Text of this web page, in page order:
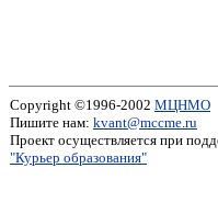
Copyright ©1996-2002 МЦНМО
Пишите нам: kvant@mccme.ru
Проект осуществляется при
"Курьер образования"